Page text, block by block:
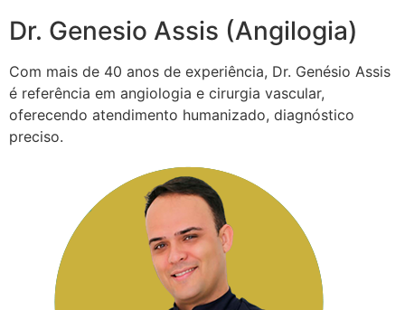
Dr. Genesio Assis (Angilogia)
Com mais de 40 anos de experiência, Dr. Genésio Assis
é referência em angiologia e cirurgia vascular,
oferecendo atendimento humanizado, diagnóstico
preciso.